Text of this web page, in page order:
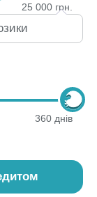
25 000 грн.
360 днів